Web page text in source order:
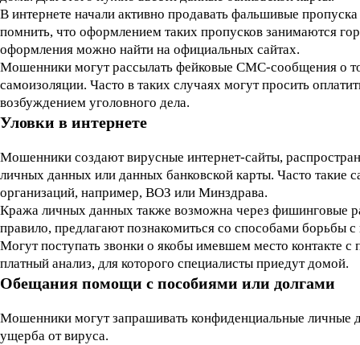
В интернете начали активно продавать фальшивые
помнить, что оформлением таких пропусков занимаются
оформления можно найти на официальных сайтах.
Мошенники могут рассылать фейковые СМС-сообщения о
самоизоляции. Часто в таких случаях могут просить
возбуждением уголовного дела.
Уловки в интернете
Мошенники создают вирусные интернет-сайты,
личных данных или данных банковской карты. Часто такие
организаций, например, ВОЗ или Минздрава.
Кража личных данных также возможна через фишинговые
правило, предлагают познакомиться со способами борьбы
Могут поступать звонки о якобы имевшем место контакте
платный анализ, для которого специалисты приедут домой.
Обещания помощи с пособиями или долгами
Мошенники могут запрашивать конфиденциальные
ущерба от вируса.